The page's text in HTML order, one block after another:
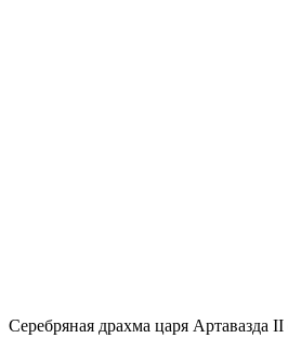
Серебряная драхма царя Артавазда II